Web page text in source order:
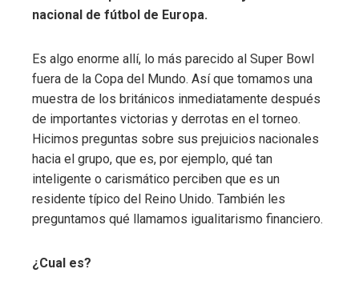
nacional de fútbol de Europa.
Es algo enorme allí, lo más parecido al Super Bowl
fuera de la Copa del Mundo. Así que tomamos una
muestra de los británicos inmediatamente después
de importantes victorias y derrotas en el torneo.
Hicimos preguntas sobre sus prejuicios nacionales
hacia el grupo, que es, por ejemplo, qué tan
inteligente o carismático perciben que es un
residente típico del Reino Unido. También les
preguntamos qué llamamos igualitarismo financiero.
¿Cual es?